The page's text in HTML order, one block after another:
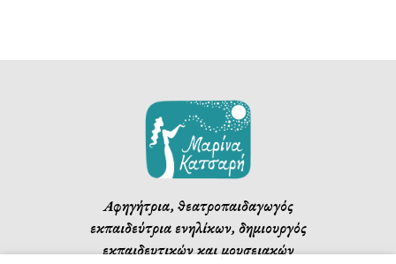
Αφηγήτρια, θεατροπαιδαγωγός
εκπαιδεύτρια ενηλίκων, δημιουργός
εκπαιδευτικών και μουσειακών